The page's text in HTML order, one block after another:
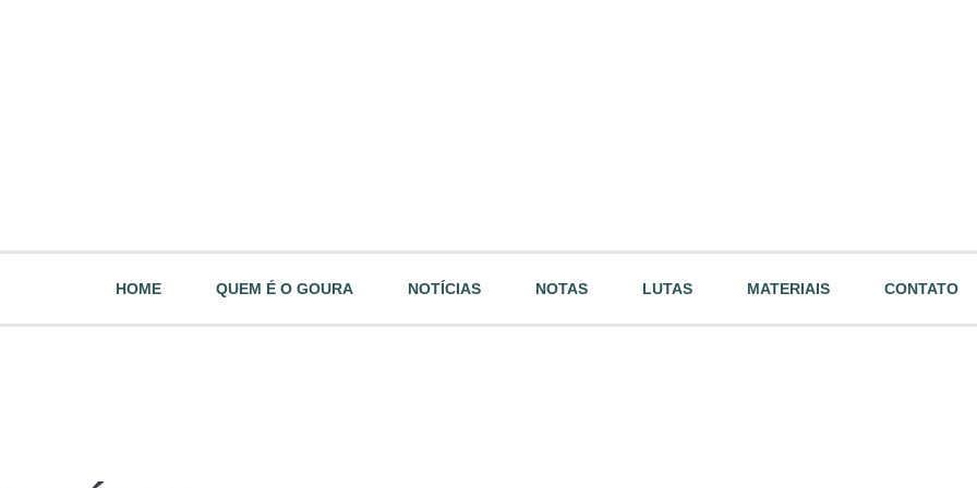
HOME QUEM É O GOURA NOTÍCIAS NOTAS LUTAS MATERIAIS CONTATO